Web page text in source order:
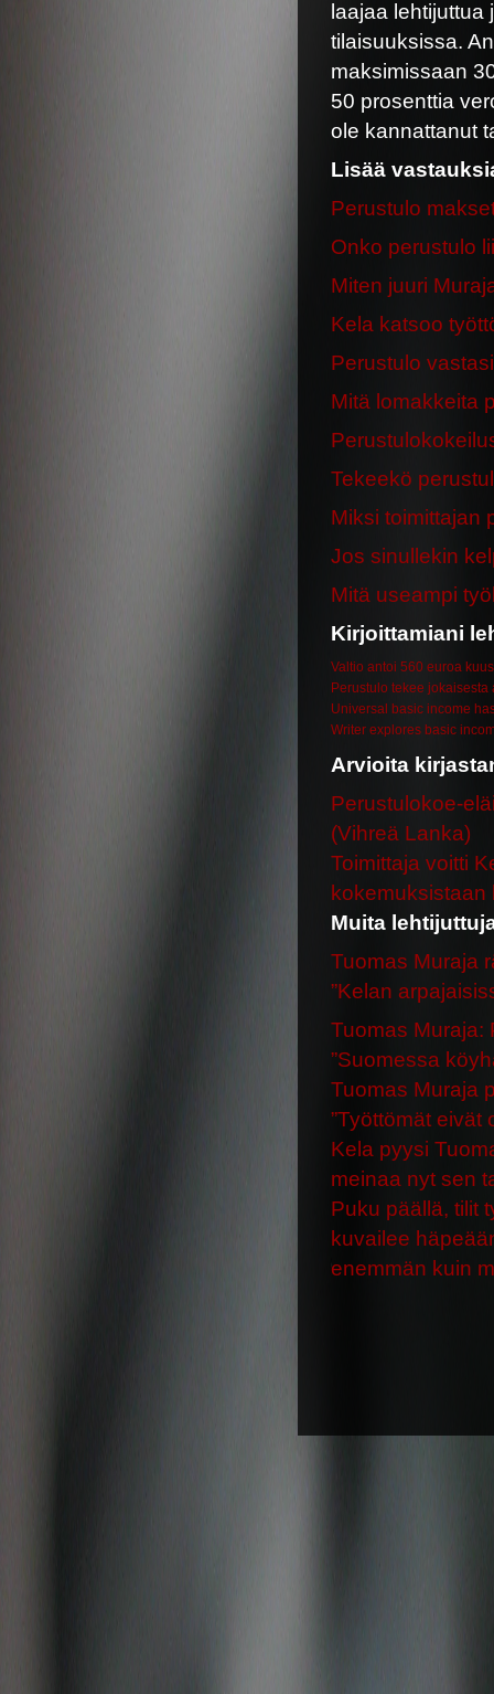
laajaa
tilaisuuksissa.
maksimissaan
50 prosenttia
ole kannattanut
Lisää
Perustulo
Onko perustulo
Miten juuri
Kela katsoo
Perustulo
Mitä lomakkeita
Tekeekö
Miksi toimittajan
Jos sinullekin
Mitä useampi
Kirjoittamiani
Valtio antoi 560 euroa
Perustulo tekee
Universal basic income
Writer explores basic
Arvioita
Perustulokoe-
(Vihreä Lanka)
Toimittaja voitti
koke­muk­sis­taan
Muita
Tuomas Muraja
”Kelan
Tuomas Muraja:
”Suomessa
Tuomas Muraja
”Työttömät eivät
Kela pyysi
meinaa nyt sen
Puku päällä, tilit
kuvailee
enemmän kuin